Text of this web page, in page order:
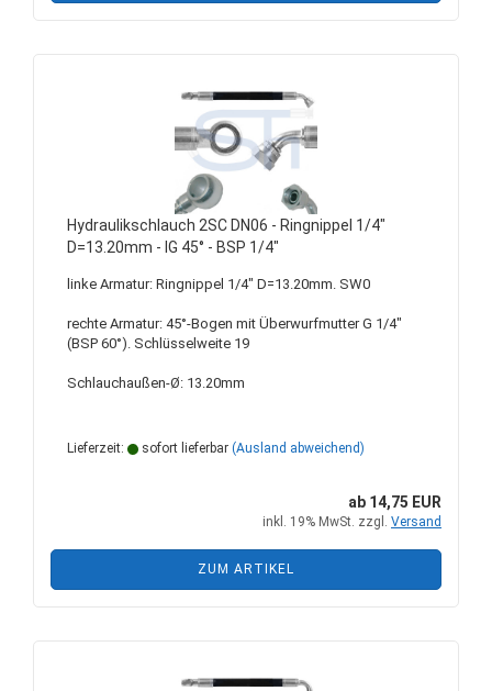
Hydraulikschlauch 2SC DN06 - Ringnippel 1/4"
D=13.20mm - IG 45° - BSP 1/4"
linke Armatur: Ringnippel 1/4" D=13.20mm. SW0
rechte Armatur: 45°-Bogen mit Überwurfmutter G 1/4"
(BSP 60°). Schlüsselweite 19
Schlauchaußen-Ø: 13.20mm
Lieferzeit: sofort lieferbar (Ausland abweichend)
ab 14,75 EUR
inkl. 19% MwSt. zzgl. Versand
ZUM ARTIKEL